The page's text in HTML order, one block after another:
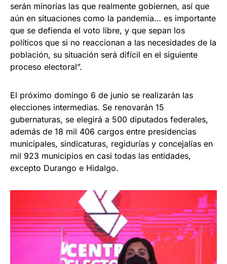
serán minorías las que realmente gobiernen, así que
aún en situaciones como la pandemia… es importante
que se defienda el voto libre, y que sepan los
políticos que si no reaccionan a las necesidades de la
población, su situación será difícil en el siguiente
proceso electoral”.
El próximo domingo 6 de junio se realizarán las
elecciones intermedias. Se renovarán 15
gubernaturas, se elegirá a 500 diputados federales,
además de 18 mil 406 cargos entre presidencias
municipales, sindicaturas, regidurías y concejalías en
mil 923 municipios en casi todas las entidades,
excepto Durango e Hidalgo.